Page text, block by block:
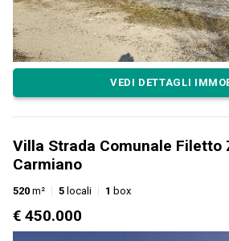
VEDI DETTAGLI
Villa Strada Comunale Filetto
Carmiano
520 m² 5 locali 1 box
€ 450.000